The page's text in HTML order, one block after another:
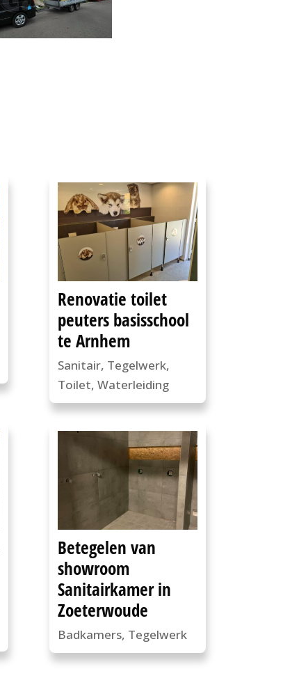
Renovatie toilet
peuters basisschool
te Arnhem
Sanitair, Tegelwerk,
Toilet,Waterleiding
Betegelen van
showroom
Sanitairkamer in
Zoeterwoude
Badkamers, Tegelwerk